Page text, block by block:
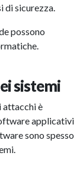
di sicurezza.
possono
sistemi
attacchi è
applicativi
sono spesso